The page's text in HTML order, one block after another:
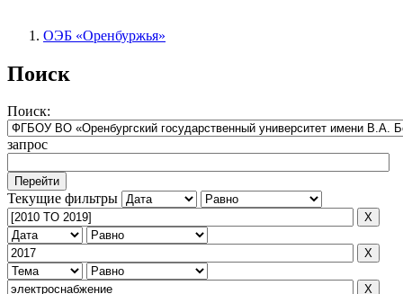
ОЭБ «Оренбуржья»
Поиск
Поиск:
запрос
Текущие фильтры